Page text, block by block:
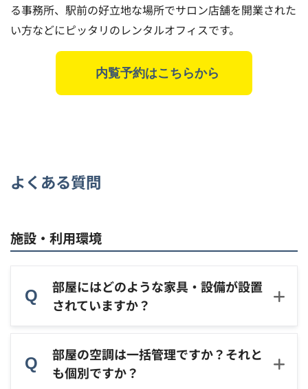
る事務所、駅前の好立地な場所でサロン店舗を開業された
い方などにピッタリのレンタルオフィスです。
内覧予約はこちらから
よくある質問
施設・利用環境
部屋にはどのような家具・設備が設置
されていますか？
部屋の空調は一括管理ですか？それと
も個別ですか？